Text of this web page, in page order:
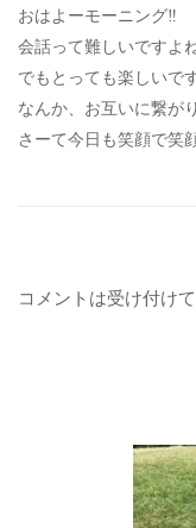
おはよーモーニング‼︎
会話って難しいですよ
でもとっても楽しいで
なんか、お互いに繋が
さーて今日も笑顔で笑
コメントは受け付けて